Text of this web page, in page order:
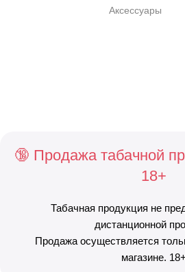
Аксессуары
🔞 Продажа табачной
18+
Табачная продукция не
дистанционной
Продажа осуществляется
магазине. 18+